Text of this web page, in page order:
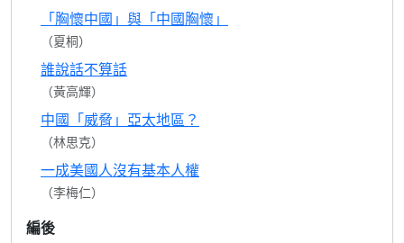
「胸懷中國」與「中國胸懷」
（夏桐）
誰說話不算話
（黃高輝）
中國「威脅」亞太地區？
（林思克）
一成美國人沒有基本人權
（李梅仁）
編後